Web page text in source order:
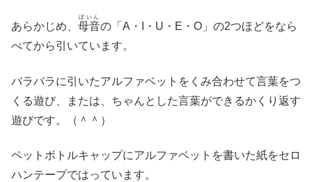
あらかじめ、 母音
ぼいん
の「A・I・U・E・O」の2つほどをなら
べてから引いています。
バラバラに引いたアルファベットをくみ合わせて言葉をつ
くる遊び、または、ちゃんとした言葉ができるかくり返す
遊びです。（＾＾）
ペットボトルキャップにアルファベットを書いた紙をセロ
ハンテープではっています。